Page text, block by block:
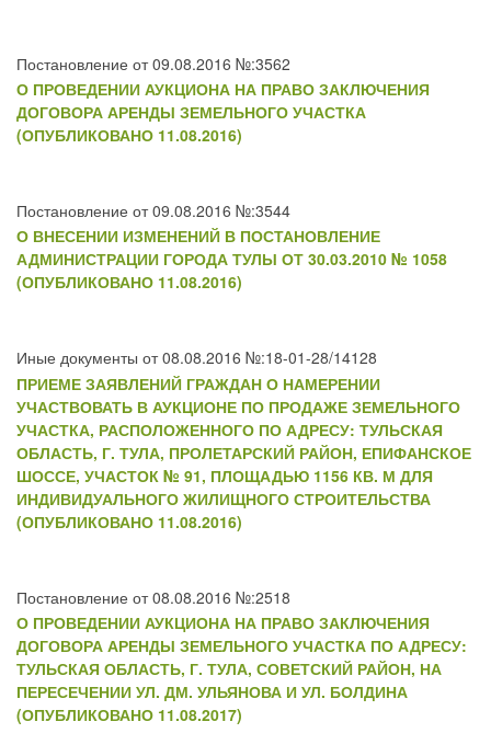
Постановление от 09.08.2016 №:3562
О ПРОВЕДЕНИИ АУКЦИОНА НА ПРАВО ЗАКЛЮЧЕНИЯ
ДОГОВОРА АРЕНДЫ ЗЕМЕЛЬНОГО УЧАСТКА
(ОПУБЛИКОВАНО 11.08.2016)
Постановление от 09.08.2016 №:3544
О ВНЕСЕНИИ ИЗМЕНЕНИЙ В ПОСТАНОВЛЕНИЕ
АДМИНИСТРАЦИИ ГОРОДА ТУЛЫ ОТ 30.03.2010 № 1058
(ОПУБЛИКОВАНО 11.08.2016)
Иные документы от 08.08.2016 №:18-01-28/14128
ПРИЕМЕ ЗАЯВЛЕНИЙ ГРАЖДАН О НАМЕРЕНИИ
УЧАСТВОВАТЬ В АУКЦИОНЕ ПО ПРОДАЖЕ ЗЕМЕЛЬНОГО
УЧАСТКА, РАСПОЛОЖЕННОГО ПО АДРЕСУ: ТУЛЬСКАЯ
ОБЛАСТЬ, Г. ТУЛА, ПРОЛЕТАРСКИЙ РАЙОН, ЕПИФАНСКОЕ
ШОССЕ, УЧАСТОК № 91, ПЛОЩАДЬЮ 1156 КВ. М ДЛЯ
ИНДИВИДУАЛЬНОГО ЖИЛИЩНОГО СТРОИТЕЛЬСТВА
(ОПУБЛИКОВАНО 11.08.2016)
Постановление от 08.08.2016 №:2518
О ПРОВЕДЕНИИ АУКЦИОНА НА ПРАВО ЗАКЛЮЧЕНИЯ
ДОГОВОРА АРЕНДЫ ЗЕМЕЛЬНОГО УЧАСТКА ПО АДРЕСУ:
ТУЛЬСКАЯ ОБЛАСТЬ, Г. ТУЛА, СОВЕТСКИЙ РАЙОН, НА
ПЕРЕСЕЧЕНИИ УЛ. ДМ. УЛЬЯНОВА И УЛ. БОЛДИНА
(ОПУБЛИКОВАНО 11.08.2017)